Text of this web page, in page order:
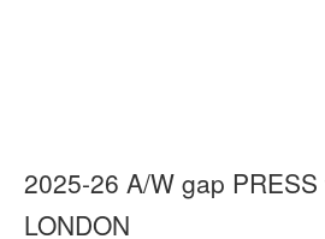
2025-26 A/W gap
LONDON